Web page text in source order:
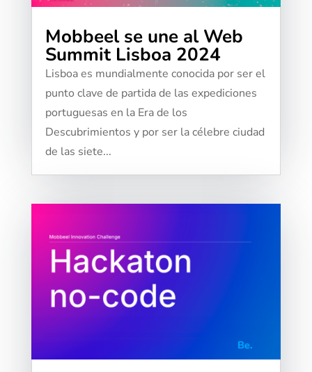
Mobbeel se une al Web
Summit Lisboa 2024
Lisboa es mundialmente conocida por ser el
punto clave de partida de las expediciones
portuguesas en la Era de los
Descubrimientos y por ser la célebre ciudad
de las siete...